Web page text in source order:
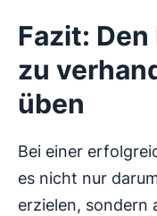
Fazit:
zu
üben
Bei einer
es nicht nur
erzielen, sondern